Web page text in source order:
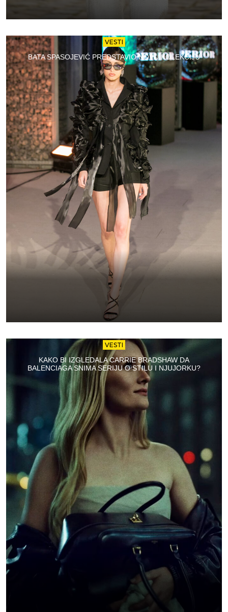
VESTI
BATA SPASOJEVIĆ PREDSTAVIO NOVU KOLEKCIJU
VESTI
KAKO BI IZGLEDALA CARRIE BRADSHAW DA
BALENCIAGA SNIMA SERIJU O STILU I NJUJORKU?